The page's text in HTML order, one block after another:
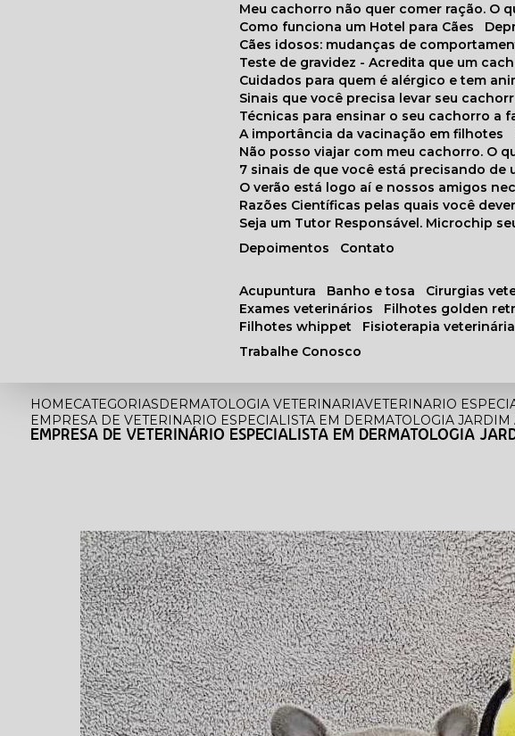
Depoimentos
Meu cachorro não quer comer ração. O
Como funciona um Hotel para Cães
Cães idosos: mudanças de
Teste de gravidez - Acredita que um
Cuidados para quem é alérgico e tem
Sinais que você precisa levar seu
Técnicas para ensinar o seu cachorro a
A importância da vacinação em filhotes
Não posso viajar com meu cachorro. O
7 sinais de que você está precisando de
O verão está logo aí e nossos amigos
Razões Científicas pelas quais você
Seja um Tutor Responsável. Microchip
Contato
acupuntura banho e tosa cirurgias
exames veterinários
filhotes golden
filhotes whippet
fisioterapia veterinária
Trabalhe Conosco
HOMECATEGORIASDERMATOLOGIA VETERINARIAVETERINARIO
EMPRESA DE VETERINARIO ESPECIALISTA EM DERMATOLOGIA JARDIM
EMPRESA DE VETERINÁRIO ESPECIALISTA EM DERMATOLOGIA